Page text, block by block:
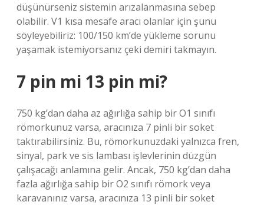
düşünürseniz sistemin arızalanmasına sebep
olabilir. V1 kısa mesafe aracı olanlar için şunu
söyleyebiliriz: 100/150 km’de yükleme sorunu
yaşamak istemiyorsanız çeki demiri takmayın.
7 pin mi 13 pin mi?
750 kg’dan daha az ağırlığa sahip bir O1 sınıfı
römorkunuz varsa, aracınıza 7 pinli bir soket
taktırabilirsiniz. Bu, römorkunuzdaki yalnızca fren,
sinyal, park ve sis lambası işlevlerinin düzgün
çalışacağı anlamına gelir. Ancak, 750 kg’dan daha
fazla ağırlığa sahip bir O2 sınıfı römork veya
karavanınız varsa, aracınıza 13 pinli bir soket